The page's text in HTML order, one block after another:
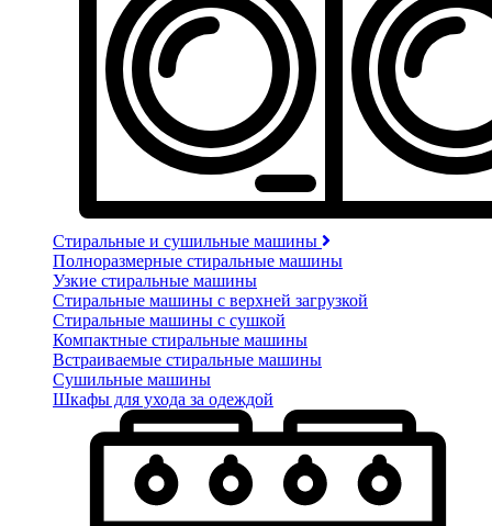
Стиральные и сушильные машины
Полноразмерные стиральные машины
Узкие стиральные машины
Стиральные машины с верхней загрузкой
Стиральные машины с сушкой
Компактные стиральные машины
Встраиваемые стиральные машины
Сушильные машины
Шкафы для ухода за одеждой